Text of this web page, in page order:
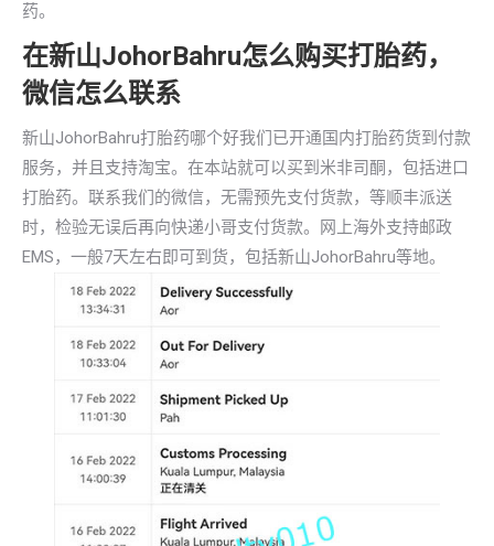
药。
在新山JohorBahru怎么购买打胎药，
微信怎么联系
新山JohorBahru打胎药哪个好我们已开通国内打胎药货到付款
服务，并且支持淘宝。在本站就可以买到米非司酮，包括进口
打胎药。联系我们的微信，无需预先支付货款，等顺丰派送
时，检验无误后再向快递小哥支付货款。网上海外支持邮政
EMS，一般7天左右即可到货，包括新山JohorBahru等地。